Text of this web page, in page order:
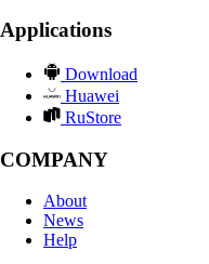
Applications
Download
Huawei
RuStore
COMPANY
About
News
Help